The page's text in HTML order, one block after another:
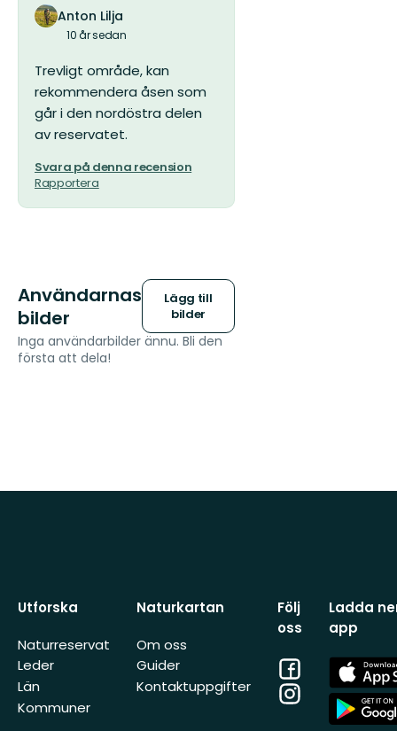
Anton Lilja
10 år sedan
Trevligt område, kan
rekommendera åsen som
går i den nordöstra delen
av reservatet.
Svara på denna recension
Rapportera
Användarnas
bilder
Lägg till
bilder
Inga användarbilder ännu. Bli den
första att dela!
Utforska
Naturreservat
Leder
Län
Kommuner
Naturkartan
Om oss
Guider
Kontaktuppgifter
Följ
oss
Facebook
Instagram
Ladda
app
App
Store
App
Store